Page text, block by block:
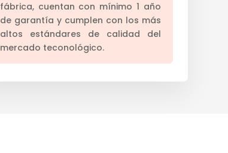
fábrica, cuentan con mínimo 1 año
de garantía y cumplen con los más
altos estándares de calidad del
mercado teconológico.